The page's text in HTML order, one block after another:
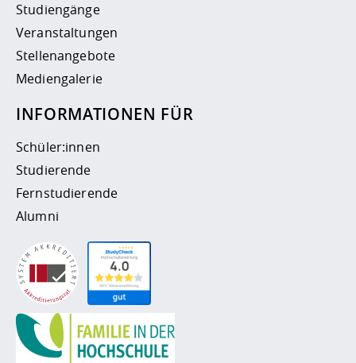
Studiengänge
Veranstaltungen
Stellenangebote
Mediengalerie
INFORMATIONEN FÜR
Schüler:innen
Studierende
Fernstudierende
Alumni